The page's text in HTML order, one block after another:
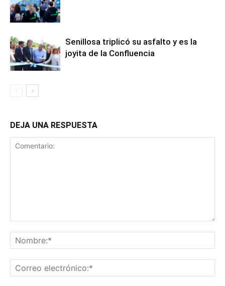
Senillosa triplicó su asfalto y es la
joyita de la Confluencia
DEJA UNA RESPUESTA